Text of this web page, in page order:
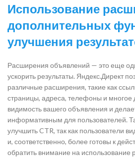
Использование
дополнительных
улучшения
Расширения объявлений — это еще
ускорить результаты. Яндекс.Директ
различные расширения, такие как
страницы, адреса, телефоны и многое
видимость вашего объявления и
информативным для пользователей.
улучшить CTR, так как пользователи
и, соответственно, более готовы к
обратить внимание на использование